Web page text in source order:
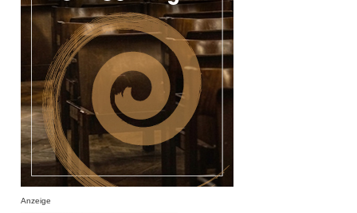
Anzeige